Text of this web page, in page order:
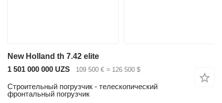
New Holland th 7.42 elite
1 501 000 000 UZS
109 500 € ≈ 126 500 $
Строительный погрузчик - телескопический
фронтальный погрузчик